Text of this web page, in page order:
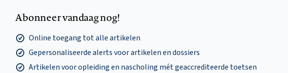
Abonneer vandaag nog!
Online toegang tot alle artikelen
Gepersonaliseerde alerts voor artikelen en dossiers
Artikelen voor opleiding en nascholing mét geaccrediteerde toetsen